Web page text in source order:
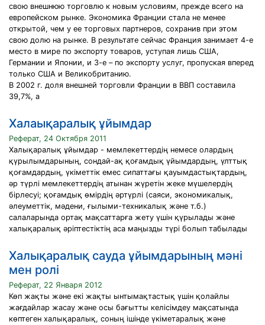
свою внешнюю торговлю к новым условиям, прежде всего на
европейском рынке. Экономика Франции стала не менее
открытой, чем у ее торговых партнеров, сохранив при этом
свою долю на рынке. В результате сейчас Франция занимает 4-е
место в мире по экспорту товаров, уступая лишь США,
Германии и Японии, и 3-е – по экспорту услуг, пропуская вперед
только США и Великобританию.
В 2002 г. доля внешней торговли Франции в ВВП составила
39,7%, а
Халаықаралық ұйымдар
Реферат, 24 Октября 2011
Халықаралық ұйымдар - мемлекеттердің немесе олардың
қүрылымдарының, сондай-ақ қоғамдық үйымдардың, үлттық
қоғамдардың, үкіметтік емес сипаттағы қауымдастықтардың,
әр түрлі мемлекеттердің атынан жүретін жеке мүшелердің
бірлесуі; қоғамдық өмірдің әртүрлі (саяси, экономикалық,
әлеуметтік, мәдени, ғылыми-техникалық және т.б.)
салаларында ортақ мақсаттарға жету үшін қүрылады және
халықаралық әріптестіктің аса маңызды түрі болып табылады
Халықаралық сауда ұйымдарының мәні
мен ролі
Реферат, 22 Января 2012
Көп жақты және екі жақты ынтымақтастық үшін қолайлы
жағдайлар жасау және осы бағытты келісімдеу мақсатында
көптеген халықаралық, соның ішінде үкіметаралық және